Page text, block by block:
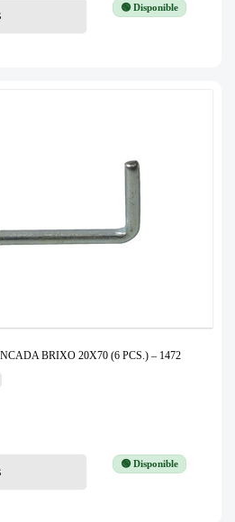
🟢 Disponible
BRIXO 20X70 (6 PCS.) – 1472
🟢 Disponible